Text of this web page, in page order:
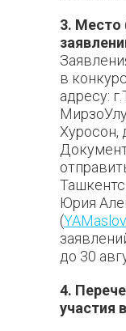
3. Место
в
адресу:
Хуросон,
Юрия
(
до 30
4.
участия